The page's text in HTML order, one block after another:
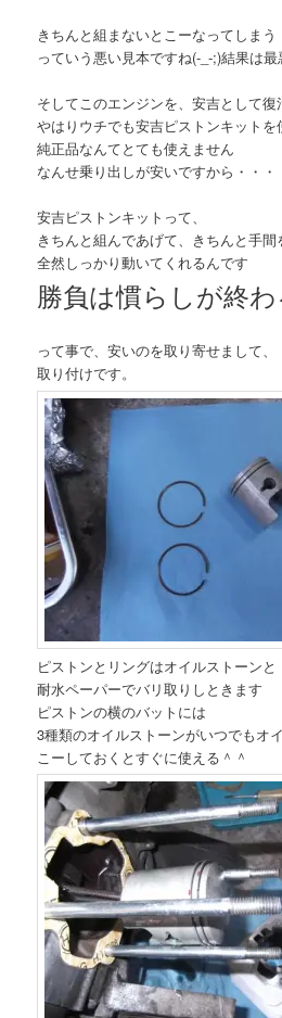
きちんと組まないとこーなってしまう
っていう悪い見本ですね(-_-;)結果は最
そしてこのエンジンを、安吉として復
やはりウチでも安吉ピストンキットを
純正品なんてとても使えません
なんせ乗り出しが安いですから・・・
安吉ピストンキットって、
きちんと組んであげて、きちんと手間
全然しっかり動いてくれるんです
勝負は慣らしが終わ
って事で、安いのを取り寄せまして、
取り付けです。
ピストンとリングはオイルストーンと
耐水ペーパーでバリ取りしときます
ピストンの横のバットには
3種類のオイルストーンがいつでもオ
こーしておくとすぐに使える＾＾